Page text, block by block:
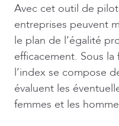
Avec cet outil de
entreprises peuvent
le plan de l’égalité
efficacement. Sous la
l’index se compose
évaluent les
femmes et les